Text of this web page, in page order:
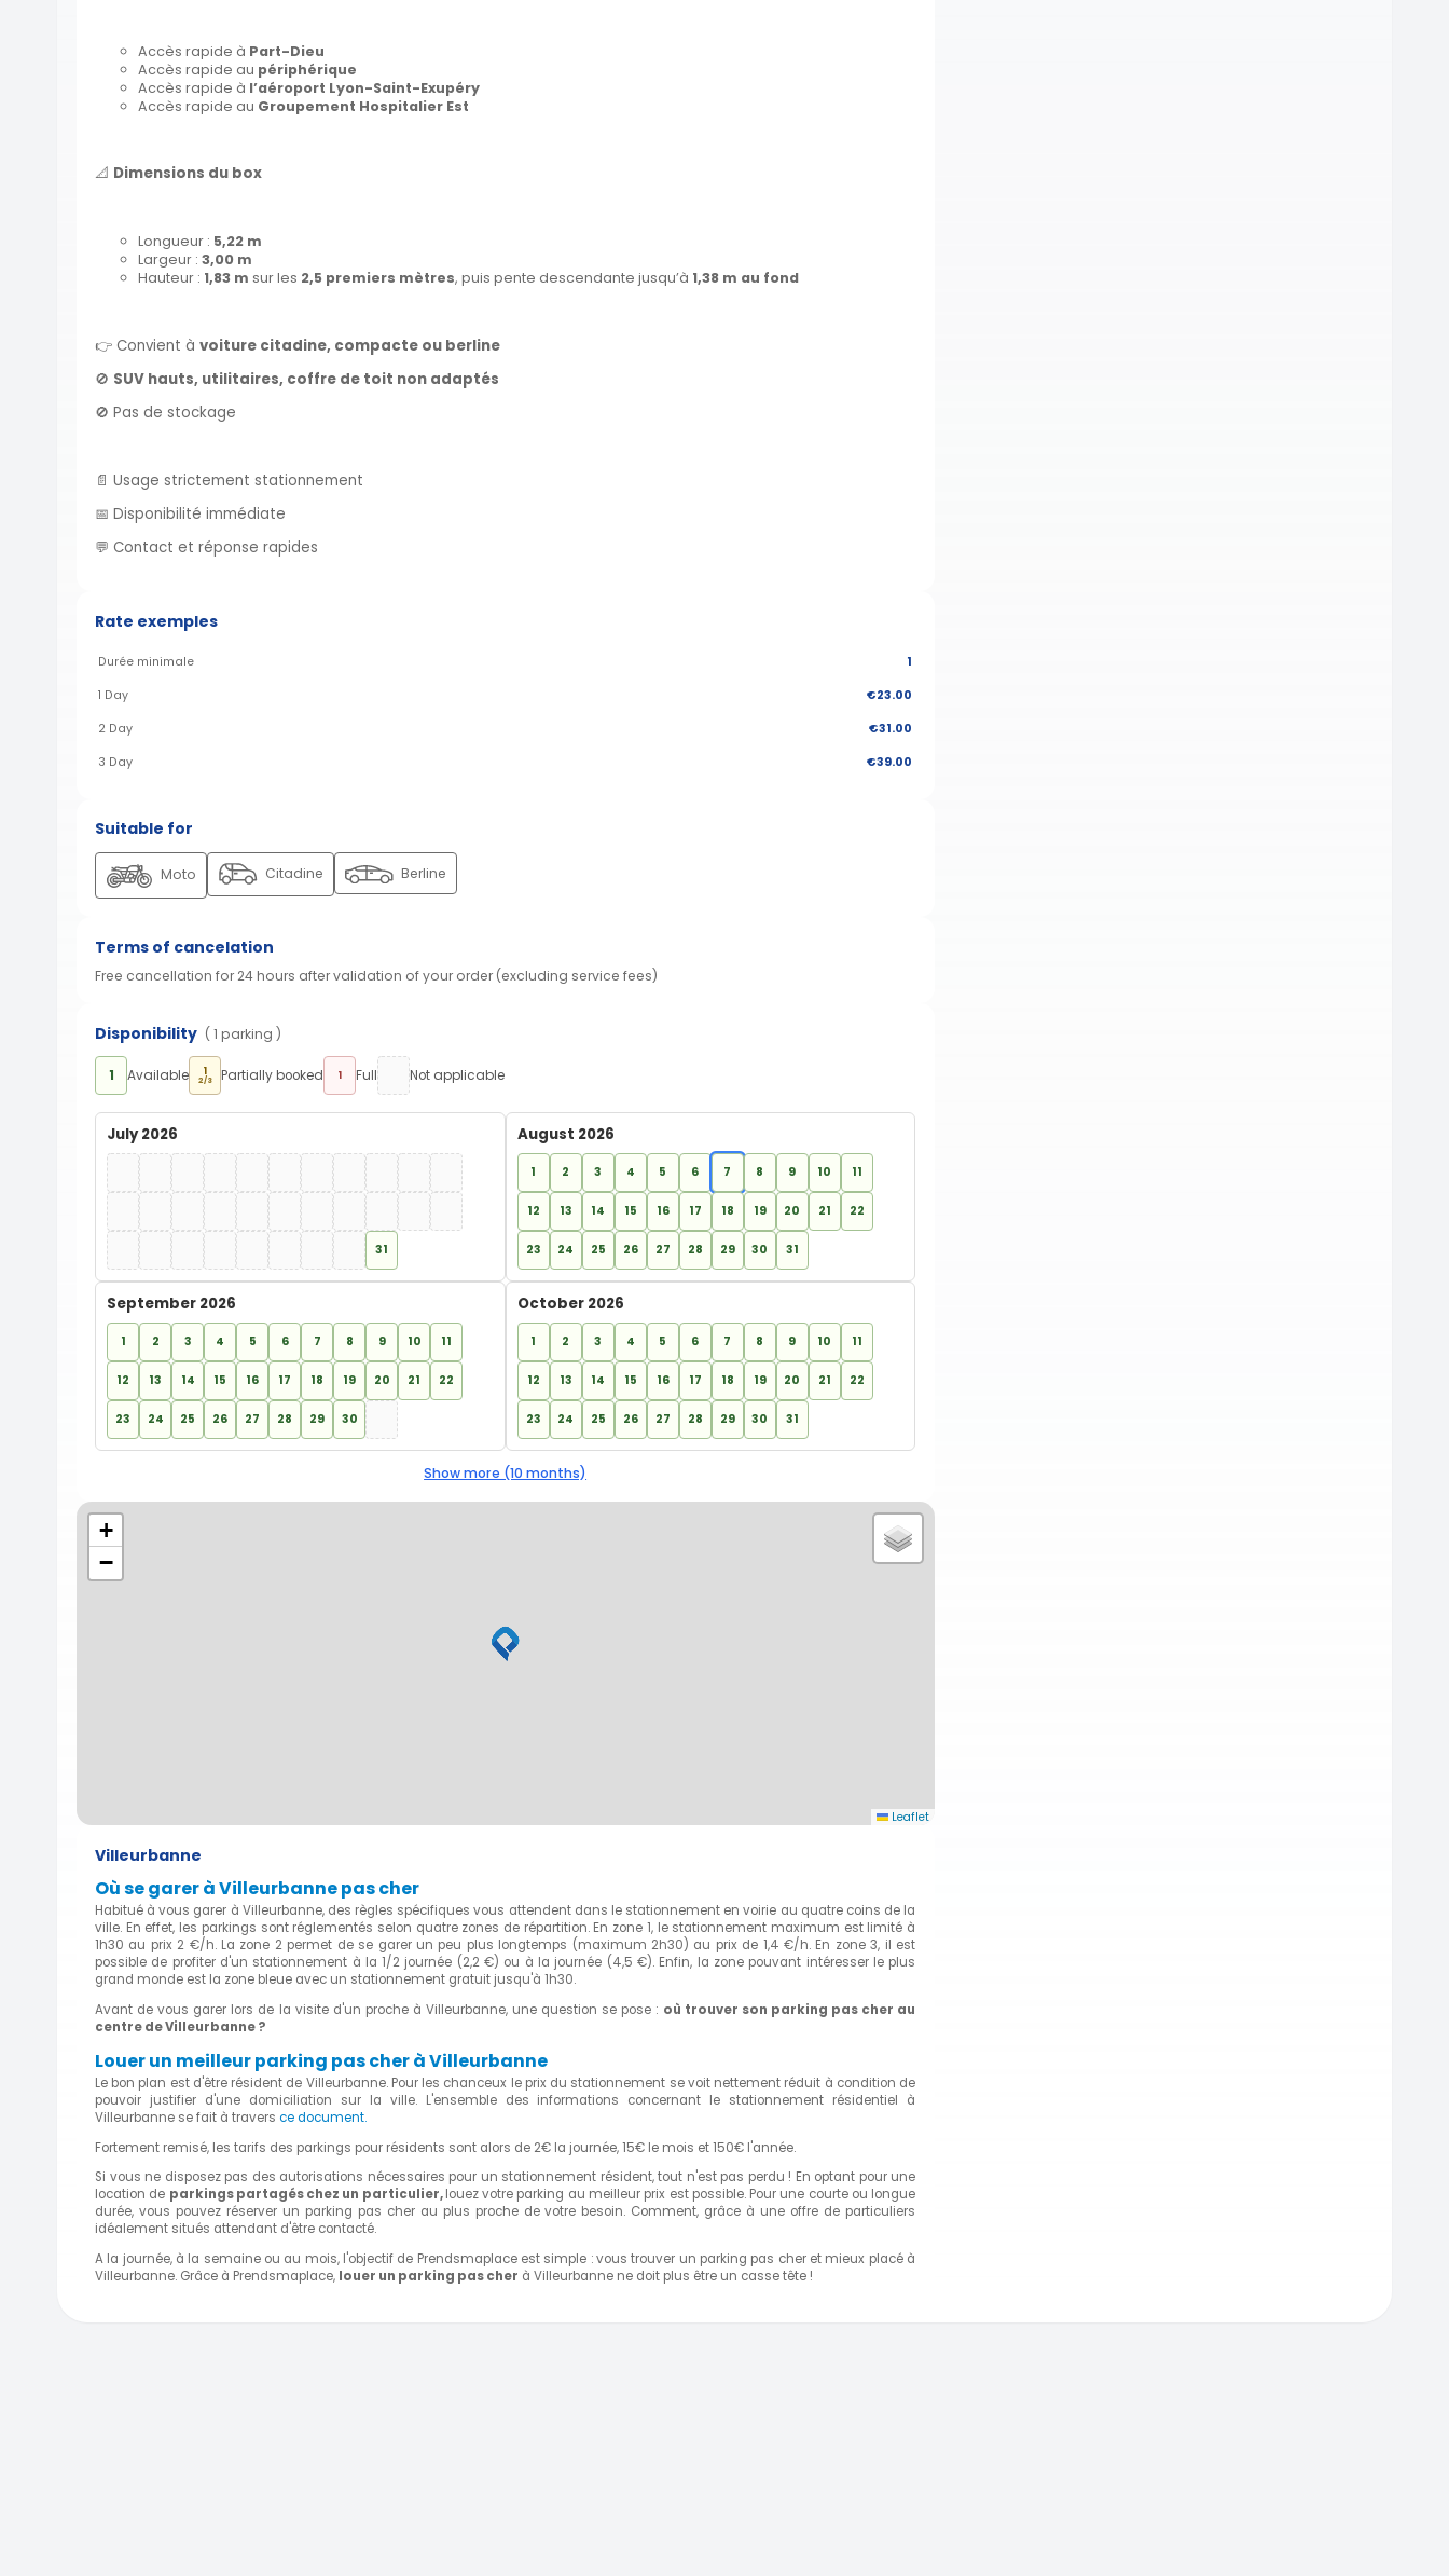
Accès rapide à Part-Dieu
Accès rapide au périphérique
Accès rapide à l’aéroport Lyon-Saint-Exupéry
Accès rapide au Groupement Hospitalier Est
📐 Dimensions du box
Longueur : 5,22 m
Largeur : 3,00 m
Hauteur : 1,83 m sur les 2,5 premiers mètres, puis pente descendante jusqu’à 1,38 m au fond
👉 Convient à voiture citadine, compacte ou berline
🚫 SUV hauts, utilitaires, coffre de toit non adaptés
🚫 Pas de stockage
📄 Usage strictement stationnement
📅 Disponibilité immédiate
💬 Contact et réponse rapides
Rate exemples
Durée minimale 1
1 Day €23.00
2 Day €31.00
3 Day €39.00
Suitable for
Moto Citadine Berline
Terms of cancelation
Free cancellation for 24 hours after validation of your order (excluding service fees)
Disponibility ( 1 parking )
1 Available 1
2/3 Partially booked 1 Full Not applicable
July 2026
31
August 2026
1 2 3 4 5 6 7 8 9 10 11
12 13 14 15 16 17 18 19 20 21 22
23 24 25 26 27 28 29 30 31
September 2026
1 2 3 4 5 6 7 8 9 10 11
12 13 14 15 16 17 18 19 20 21 22
23 24 25 26 27 28 29 30
October 2026
1 2 3 4 5 6 7 8 9 10 11
12 13 14 15 16 17 18 19 20 21 22
23 24 25 26 27 28 29 30 31
Show more (10 months)
+
−
Leaflet
Villeurbanne
Où se garer à Villeurbanne pas cher
Habitué à vous garer à Villeurbanne, des règles spécifiques vous attendent dans le stationnement en voirie au quatre coins de la
ville. En effet, les parkings sont réglementés selon quatre zones de répartition. En zone 1, le stationnement maximum est limité à
1h30 au prix 2 €/h. La zone 2 permet de se garer un peu plus longtemps (maximum 2h30) au prix de 1,4 €/h. En zone 3, il est
possible de profiter d'un stationnement à la 1/2 journée (2,2 €) ou à la journée (4,5 €). Enfin, la zone pouvant intéresser le plus
grand monde est la zone bleue avec un stationnement gratuit jusqu'à 1h30.
Avant de vous garer lors de la visite d'un proche à Villeurbanne, une question se pose : où trouver son parking pas cher au
centre de Villeurbanne ?
Louer un meilleur parking pas cher à Villeurbanne
Le bon plan est d'être résident de Villeurbanne. Pour les chanceux le prix du stationnement se voit nettement réduit à condition de
pouvoir justifier d'une domiciliation sur la ville. L'ensemble des informations concernant le stationnement résidentiel à
Villeurbanne se fait à travers ce document.
Fortement remisé, les tarifs des parkings pour résidents sont alors de 2€ la journée, 15€ le mois et 150€ l'année.
Si vous ne disposez pas des autorisations nécessaires pour un stationnement résident, tout n'est pas perdu ! En optant pour une
location de parkings partagés chez un particulier,louez votre parking au meilleur prix est possible. Pour une courte ou longue
durée, vous pouvez réserver un parking pas cher au plus proche de votre besoin. Comment, grâce à une offre de particuliers
idéalement situés attendant d'être contacté.
A la journée, à la semaine ou au mois, l'objectif de Prendsmaplace est simple : vous trouver un parking pas cher et mieux placé à
Villeurbanne. Grâce à Prendsmaplace, louer un parking pas cher à Villeurbanne ne doit plus être un casse tête !